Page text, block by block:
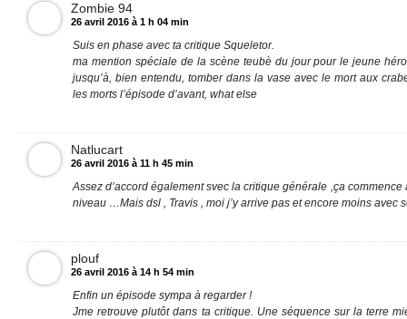
Zombie 94
26 avril 2016 à 1 h 04 min
Suis en phase avec ta critique Squeletor.
ma mention spéciale de la scène teubè du jour pour le jeune
jusqu’à, bien entendu, tomber dans la vase avec le mort aux
les morts l’épisode d’avant, what else
Natlucart
26 avril 2016 à 11 h 45 min
Assez d’accord également svec la critique générale ,ça
niveau …Mais dsl , Travis , moi j’y arrive pas et encore moins avec
plouf
26 avril 2016 à 14 h 54 min
Enfin un épisode sympa à regarder !
Jme retrouve plutôt dans ta critique. Une séquence sur la terre